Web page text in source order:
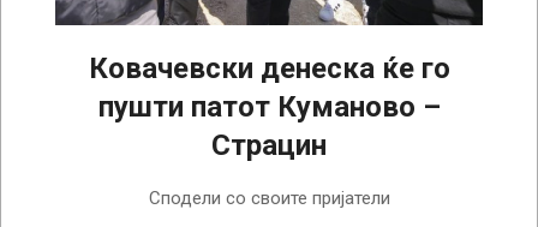
Ковачевски денеска ќе го
пушти патот Куманово –
Страцин
Сподели со своите пријатели